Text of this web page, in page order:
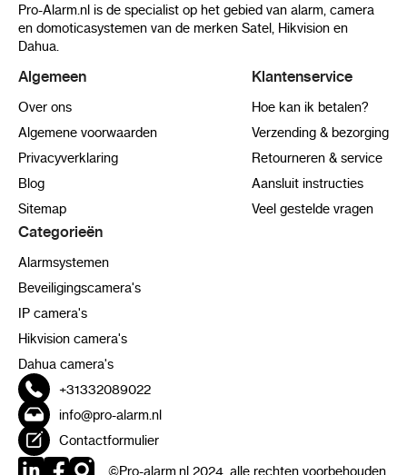
Pro-Alarm.nl is de specialist op het gebied van alarm, camera
en domoticasystemen van de merken Satel, Hikvision en
Dahua.
Algemeen
Over ons
Algemene voorwaarden
Privacyverklaring
Blog
Sitemap
Klantenservice
Hoe kan ik betalen?
Verzending & bezorging
Retourneren & service
Aansluit instructies
Veel gestelde vragen
Categorieën
Alarmsystemen
Beveiligingscamera's
IP camera's
Hikvision camera's
Dahua camera's
+31332089022
info@pro-alarm.nl
Contactformulier
©Pro-alarm.nl 2024, alle rechten voorbehouden.